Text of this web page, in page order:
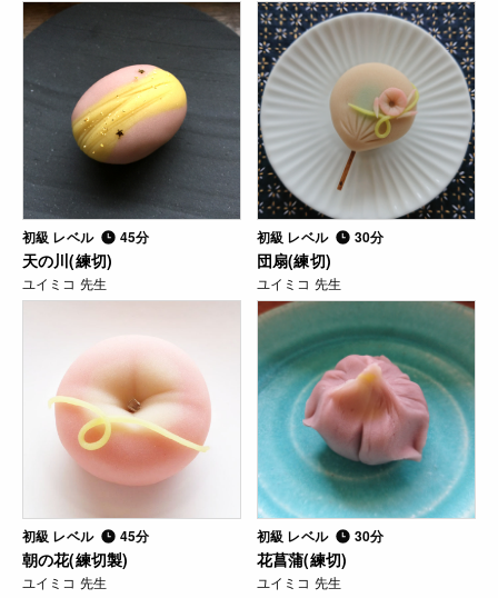
初級 レベル 45分
天の川(練切)
ユイミコ 先生
初級 レベル 30分
団扇(練切)
ユイミコ 先生
初級 レベル 45分
朝の花(練切製)
ユイミコ 先生
初級 レベル 30分
花菖蒲(練切)
ユイミコ 先生